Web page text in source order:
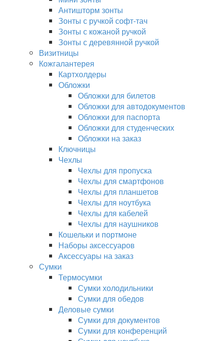
Антишторм зонты
Зонты с ручкой софт-тач
Зонты с кожаной ручкой
Зонты с деревянной ручкой
Визитницы
Кожгалантерея
Картхолдеры
Обложки
Обложки для билетов
Обложки для автодокументов
Обложки для паспорта
Обложки для студенческих
Обложки на заказ
Ключницы
Чехлы
Чехлы для пропуска
Чехлы для смартфонов
Чехлы для планшетов
Чехлы для ноутбука
Чехлы для кабелей
Чехлы для наушников
Кошельки и портмоне
Наборы аксессуаров
Аксессуары на заказ
Сумки
Термосумки
Сумки холодильники
Сумки для обедов
Деловые сумки
Сумки для документов
Сумки для конференций